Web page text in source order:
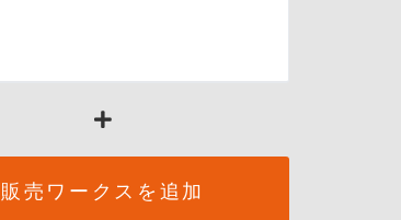
販売ワークスを追加